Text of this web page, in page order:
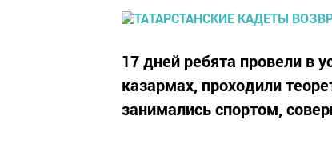
17 дней ребята провели в
казармах, проходили
занимались спортом,